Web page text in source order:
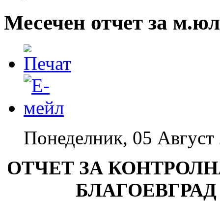
Месечен отчет за
Понеделник, 05
ОТЧЕТ ЗА
БЛАГОЕВГРАД